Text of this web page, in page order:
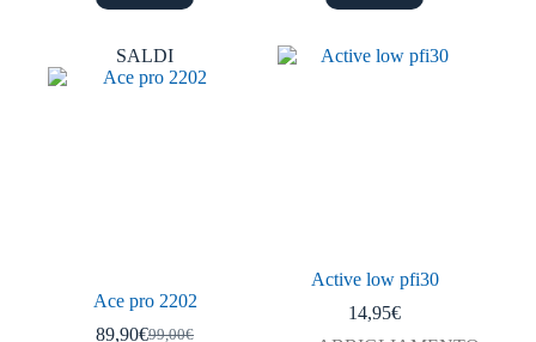
ha
varianti.
Le
opzioni
ha
varianti.
SALDI
Ace pro 2202
99,00€
89,90€
Active low pfi30
14,95€